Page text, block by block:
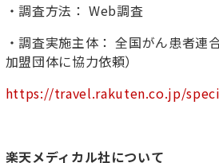
・調査方法： Web調査
・調査実施主体： 全国がん患者連
加盟団体に協力依頼）
https://travel.rakuten.co.jp/
楽天メディカル社について